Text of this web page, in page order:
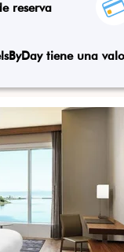
reserva
tiene una